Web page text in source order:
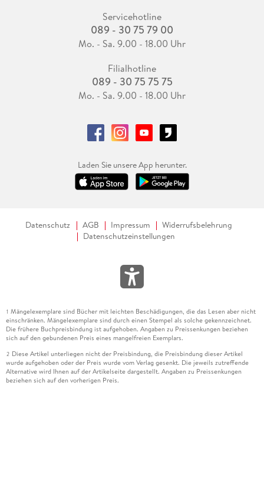
Servicehotline
089 - 30 75 79 00
Mo. - Sa. 9.00 - 18.00 Uhr
Filialhotline
089 - 30 75 75 75
Mo. - Sa. 9.00 - 18.00 Uhr
Laden Sie unsere App herunter.
Datenschutz AGB Impressum
Widerrufsbelehrung
Datenschutzeinstellungen
1 Mängelexemplare sind Bücher mit leichten Beschädigungen, die das Lesen aber nicht
einschränken. Mängelexemplare sind durch einen Stempel als solche gekennzeichnet.
Die frühere Buchpreisbindung ist aufgehoben. Angaben zu Preissenkungen beziehen
sich auf den gebundenen Preis eines mangelfreien Exemplars.
2 Diese Artikel unterliegen nicht der Preisbindung, die Preisbindung dieser Artikel
wurde aufgehoben oder der Preis wurde vom Verlag gesenkt. Die jeweils zutreffende
Alternative wird Ihnen auf der Artikelseite dargestellt. Angaben zu Preissenkungen
beziehen sich auf den vorherigen Preis.